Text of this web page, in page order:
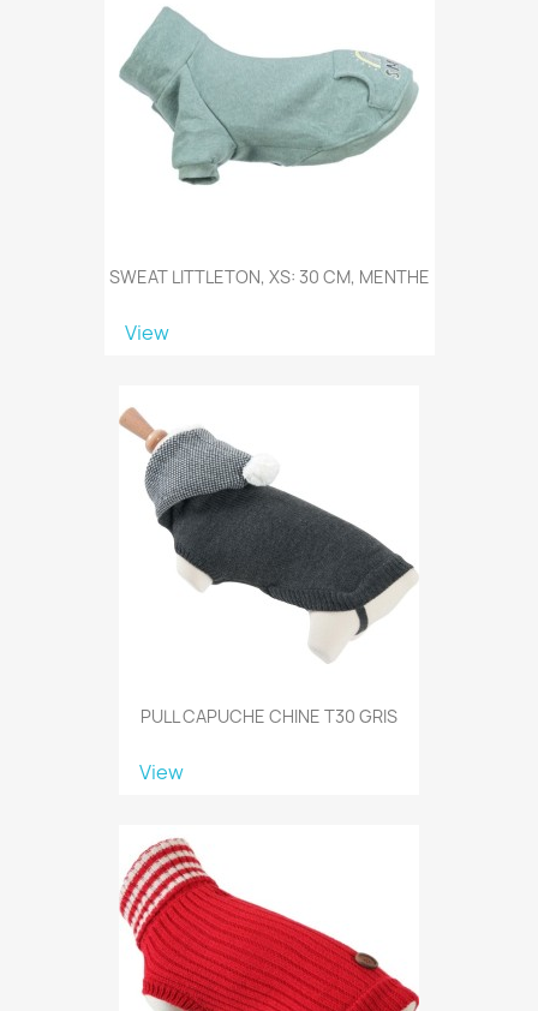
SWEAT LITTLETON, XS: 30 CM, MENTHE
View
PULL CAPUCHE CHINE T30 GRIS
View